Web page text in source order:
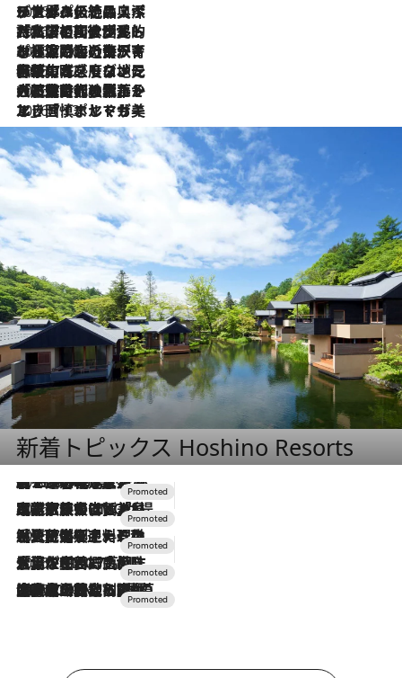
2026.8.8
リスボンの絶品スイーツ「パステル・デ・ナタ」とは？ポルトガル伝統の奥深い世界へ
2026.7.27
「私の祖国はポルトガル語です」国民的詩人フェルナンド・ペソアと、彼が愛した文学の街を歩く
2026.7.26
ポルトガル近海が育む極上の海の幸。キリリと冷えた白ワインと愉しむ、シーフード専門店の贅沢
2026.7.22
伝統の味をモダンに昇華。高感度な地元客が集う、リスボンの最旬ガストロノミー
2026.7.21
大航海時代の栄華から、震災、独裁、そして革命へ。ポルトガル・首都リスボンの石畳に刻まれた「歴史の光と影」
2026.7.13
エッセイ・ヤマザキマリ「慎ましくも美しき国 ポルトガル」
新着トピックス Hoshino Resorts
2026.8.7
【トンボの足水浴】ヒノキの香りに包まれて涼感マックス！約13℃の湧水かけ流しを避暑地「星野温泉 トンボの湯」で体験
2026.7.31
【ホテル帰省】という選択肢をOMOが提案。家族とほどよい距離を保つには「昼は実家、夜は気兼ねなくホテルで！」
2026.7.24
【夏限定ディナーコース】旬を迎える稚鮎や花ズッキーニなどをイタリア・トスカーナの郷土料理の手法で満喫！
2026.7.17
「土佐和ハーブかき氷」がOMO7高知に登場！生姜、山椒、大葉など目にも舌にも涼を呼ぶ郷土の味
2026.7.10
NEW OPEN！【界 草津】名湯の地に誕生。趣の異なる2種の温泉と上州ならではの会席・蕎麦割烹など美食を味わう究極の癒やし旅